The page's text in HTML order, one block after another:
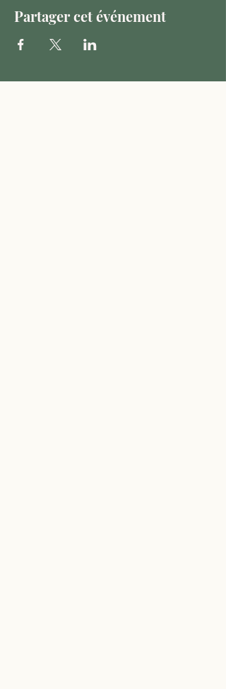
Partager cet événement